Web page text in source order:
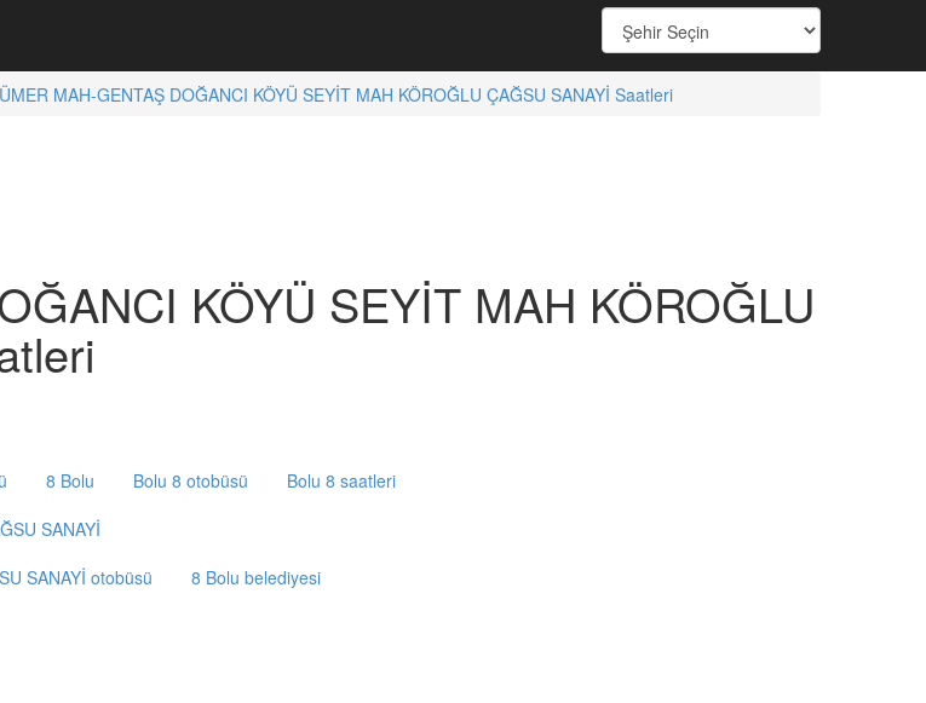
MAH-GENTAŞ DOĞANCI KÖYÜ SEYİT MAH KÖROĞLU ÇAĞSU SANAYİ Saatleri
KÖYÜ SEYİT MAH KÖROĞLU
8 Bolu Bolu 8 otobüsü
Bolu 8 saatleri
SANAYİ
SANAYİ otobüsü
8 Bolu belediyesi